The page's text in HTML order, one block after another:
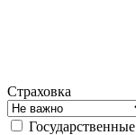
Страховка
Государственные